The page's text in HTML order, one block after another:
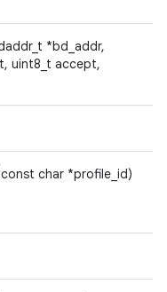
*bd_addr,
uint8_t accept,
char *profile_id)